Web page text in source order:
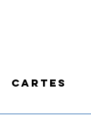
CARTES